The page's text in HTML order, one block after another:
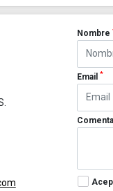
Nombre
Email*